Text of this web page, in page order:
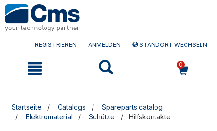
Zum
Inhalt
springen
Zum
Navigationsmen�
springen
REGISTRIEREN ANMELDEN STANDORT WECHSELN
0
Startseite Catalogs
Spareparts catalog
Elektromaterial
Schütze Hilfskontakte